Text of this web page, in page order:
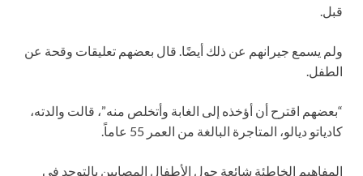
قبل.
ولم يسمع جيرانهم عن ذلك أيضًا. قال بعضهم تعليقات وقحة عن
الطفل.
“بعضهم اقترح أن أؤخذه إلى الغابة وأتخلص منه”، قالت والدته،
كادياتو ديالو، المتاجرة البالغة من العمر 55 عاماً.
المفاهيم الخاطئة شائعة حول الأطفال المصابين بالتوحد في